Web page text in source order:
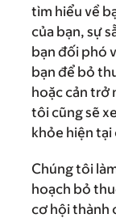
tìm hiểu về
của bạn, sự
bạn đối phó
bạn để bỏ
hoặc cản trở
tôi cũng sẽ
khỏe hiện tại
Chúng tôi
hoạch bỏ
cơ hội thành